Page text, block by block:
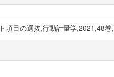
項目の選抜,行動計量学,2021,48